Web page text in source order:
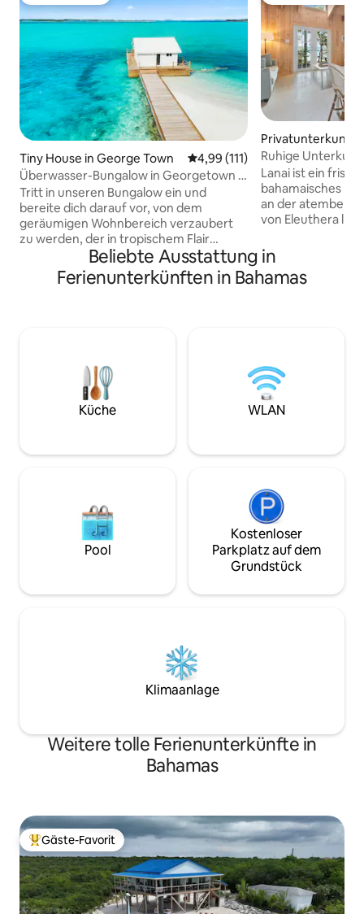
Tiny House in George Town Durchschnittliche Bewertung:
4,99 (111)
Überwasser-Bungalow in Georgetown |
In der Nähe des Docks!
Tritt in unseren Bungalow ein und
bereite dich darauf vor, von dem
geräumigen Wohnbereich verzaubert
zu werden, der in tropischem Flair
eingerichtet ist, das „Ich bin im Urlaub!“
schreit. Glastüren rahmen die Aussicht
ein. Das Deck mit Liegestühlen bietet
beneidenswerten Bilder so schnell wie
möglich hochladen kannst. Buche
deinen Aufenthalt und lebe den Traum!
Wir haben uns mit einem nahe
8 Gehminuten entfernt ist, um Boote
Privatunterkunft
Ruhige
wenige Schritte
Lanai ist ein
bahamaisches
an der
von Eleuthera
Morgen und
wandere den
hinunter, um in
ruhiger
kleine Familien,
Haustür haben
dem entfernt zu
Beliebte Ausstattung in
Ferienunterkünften in Bahamas
Küche WLAN
Pool
Kostenloser
Parkplatz auf dem
Grundstück
Klimaanlage
Weitere tolle Ferienunterkünfte in
Bahamas
Beliebter Gäste-Favorit.
Gäste-Favorit